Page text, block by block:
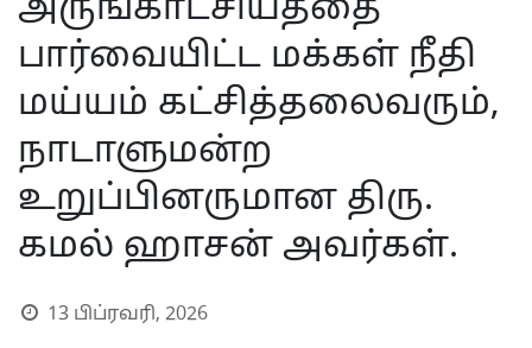
அருங்காட்சியத்தை
பார்வையிட்ட மக்கள் நீதி
மய்யம் கட்சித்தலைவரும்,
நாடாளுமன்ற
உறுப்பினருமான திரு.
கமல் ஹாசன் அவர்கள்.
13 பிப்ரவரி, 2026